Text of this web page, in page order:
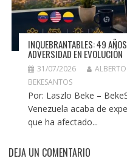
INQUEBRANTABLES: 49
ADVERSIDAD EN EVOLUCIÓN
31/07/2026
BEKESANTOS
Por: Laszlo Beke –
Venezuela acaba de
que ha afectado...
DEJA UN COMENTARIO